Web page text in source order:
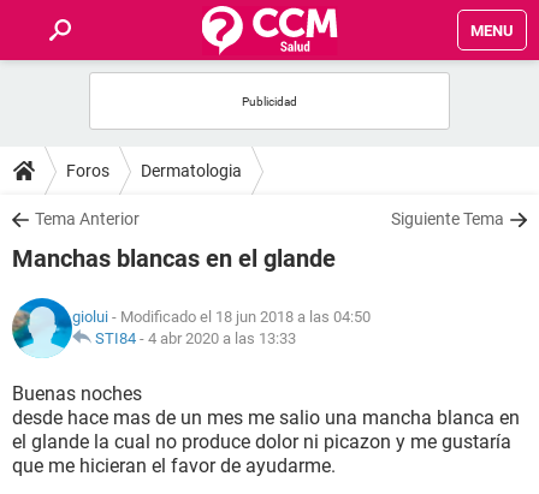
MENU
FOROS
SALUD
NUTRICIÓN
BIENESTAR
SEXUALIDAD
Foros Dermatologia
Tema Anterior Siguiente Tema
Manchas blancas en el glande
giolui - Modificado el 18 jun 2018 a las 04:50
STI84 - 4 abr 2020 a las 13:33
Buenas noches
desde hace mas de un mes me salio una mancha blanca en
el glande la cual no produce dolor ni picazon y me gustaría
que me hicieran el favor de ayudarme.